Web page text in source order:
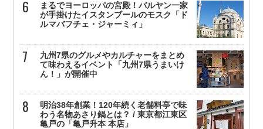
まるでヨーロッパの宮殿！バルヤン一家
が手掛けたイスタンブールのモスク「ド
ルマバフチェ・ジャーミィ」
九州7県のグルメやカルチャーをまとめ
て味わえるイベント「九州7県うまいけ
ん！」が開催中
明治38年創業！120年続く老舗料亭で味
わう名物あさり鍋とは？ / 東京都江東区
亀戸の「亀戸升本 本店」